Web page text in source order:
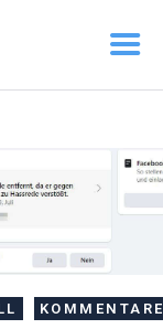
ES
KOMMENTARE